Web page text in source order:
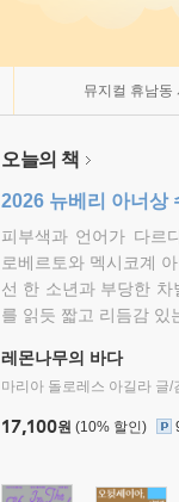
뮤지컬 휴남동
오늘의 책
2026 뉴베리 아너상
피부색과 언어가 다르
로베르토와 멕시코계
선 한 소년과 부당한
를 읽듯 짧고 리듬감 있
레몬나무의 바다
마리아 돌로레스 아길라 글/
17,100원 (10% 할인)